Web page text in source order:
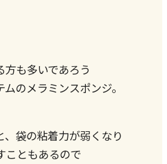
も多いであろう
のメラミンスポンジ。
袋の粘着力が弱くなり
こともあるので